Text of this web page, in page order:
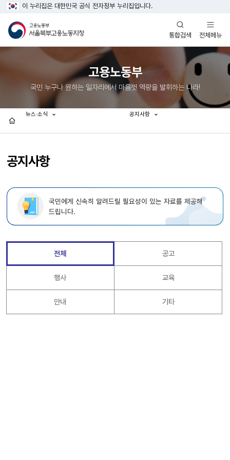
이 누리집은 대한민국 공식 전자정부 누리집입니다.
통합검색
열기
전체메뉴
열기
고용노동부
국민 누구나 원하는 일자리에서 마음껏 역량을 발휘하는 나라!
공지사항
뉴스·소식 공지사항
국민에게 신속히 알려드릴 필요성이 있는 자료를 제공해
드립니다.
전체 공고
행사 교육
안내 기타